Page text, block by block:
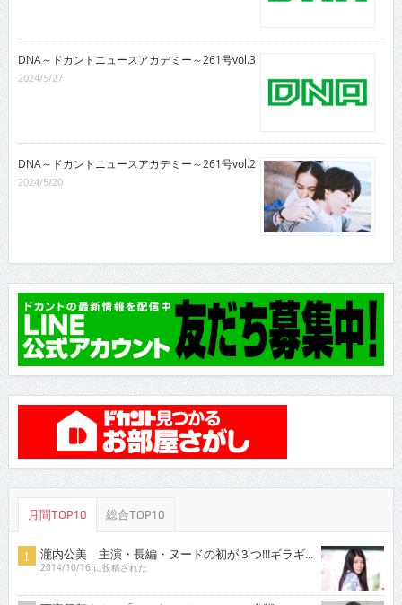
DNA～ドカントニュースアカデミー～261号vol.3
2024/5/27
DNA～ドカントニュースアカデミー～261号vol.2
2024/5/20
月間TOP10 総合TOP10
瀧内公美 主演・長編・ヌードの初が３つ!!!ギラギ...
2014/10/16 に投稿された